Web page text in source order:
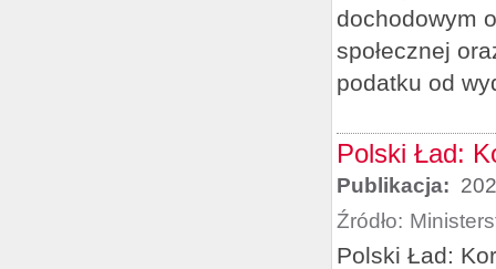
dochodowym
społecznej
podatku od
Polski Ład:
Publikacja:
Źródło:
Polski Ład: